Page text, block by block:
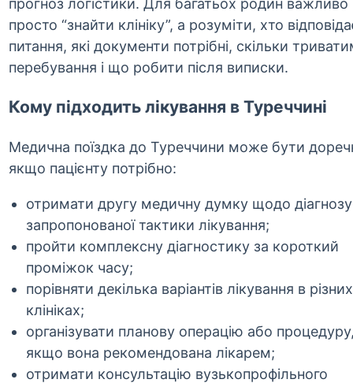
просто “знайти клініку”, а розуміти, хто
питання, які документи потрібні, скільки
перебування і що робити після виписки.
Кому підходить лікування в Туреччині
Медична поїздка до Туреччини може бути
якщо пацієнту потрібно:
отримати другу медичну думку щодо
запропонованої тактики лікування;
пройти комплексну діагностику за короткий
проміжок часу;
порівняти декілька варіантів лікування в різних
клініках;
організувати планову операцію або
якщо вона рекомендована лікарем;
отримати консультацію вузькопрофільного